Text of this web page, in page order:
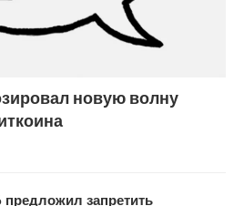
новую волну
предложил запретить